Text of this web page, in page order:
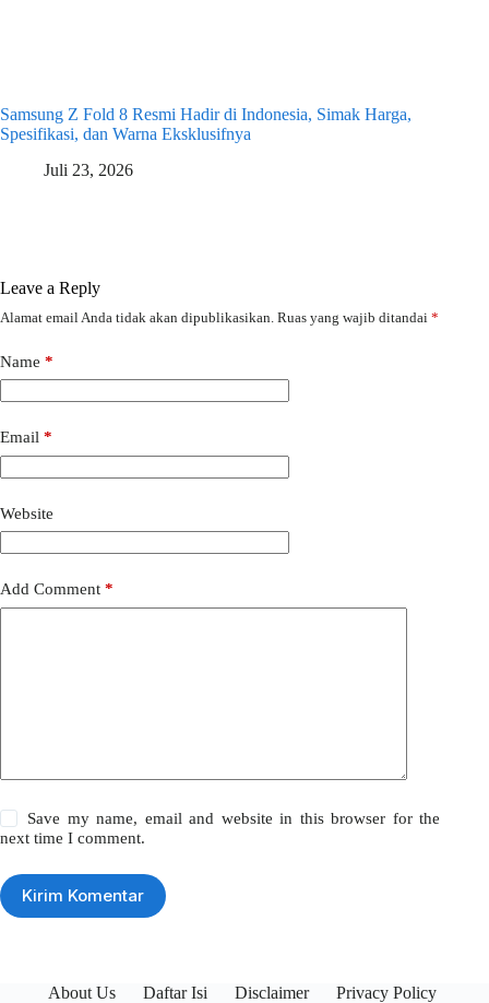
Samsung Z Fold 8 Resmi Hadir di Indonesia, Simak Harga,
Spesifikasi, dan Warna Eksklusifnya
Juli 23, 2026
Leave a Reply
Alamat email Anda tidak akan dipublikasikan. Ruas yang wajib ditandai *
Name *
Email *
Website
Add Comment *
Save my name, email and website in this browser for the
next time I comment.
Kirim Komentar
About Us Daftar Isi Disclaimer Privacy Policy